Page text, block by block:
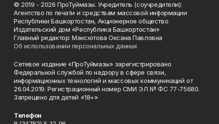
© 2019 - 2026 ПроТуймазы. Учредитель (соучредители):
Агентство по печати и средствам массовой информации
Республики Башкортостан, Акционерное общество
Издательский дом «Республика Башкортостан»
Главный редактор: Максютова Оксана Павловна
Об использовании персональных данных
Сетевое издание «ПроТуймазы» зарегистрировано
Федеральной службой по надзору в сфере связи,
информационных технологий и массовых коммуникаций от
26.04.2019. Регистрационный номер СМИ ЭЛ № ФС 77-75680.
Запрещено для детей «18+»
Телефон